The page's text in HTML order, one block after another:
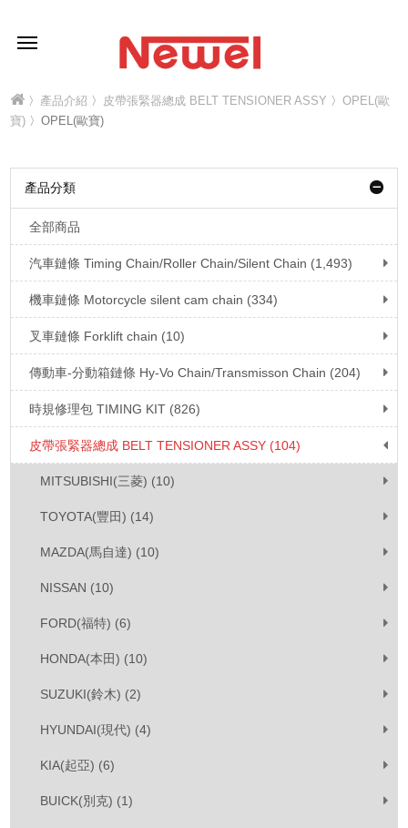
〉 產品介紹 〉 皮帶張緊器總成 BELT TENSIONER ASSY 〉OPEL(歐
寶) 〉OPEL(歐寶)
產品分類
全部商品
汽車鏈條 Timing Chain/Roller Chain/Silent Chain (1,493)
機車鏈條 Motorcycle silent cam chain (334)
叉車鏈條 Forklift chain (10)
傳動車-分動箱鏈條 Hy-Vo Chain/Transmisson Chain (204)
時規修理包 TIMING KIT (826)
皮帶張緊器總成 BELT TENSIONER ASSY (104)
MITSUBISHI(三菱) (10)
TOYOTA(豐田) (14)
MAZDA(馬自達) (10)
NISSAN (10)
FORD(福特) (6)
HONDA(本田) (10)
SUZUKI(鈴木) (2)
HYUNDAI(現代) (4)
KIA(起亞) (6)
BUICK(別克) (1)